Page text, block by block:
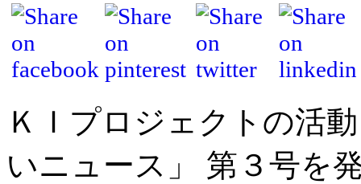
ＫＩプロジェクトの活
いニュース」 第３号を